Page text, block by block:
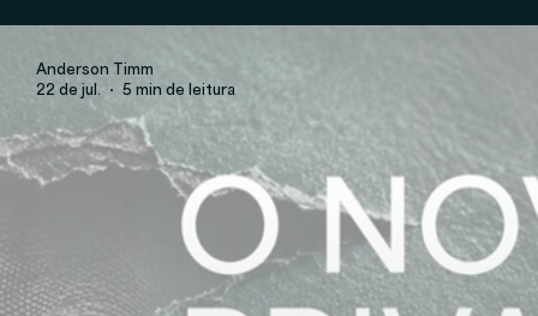
Anderson Timm
22 de jul.
5 min de leitura